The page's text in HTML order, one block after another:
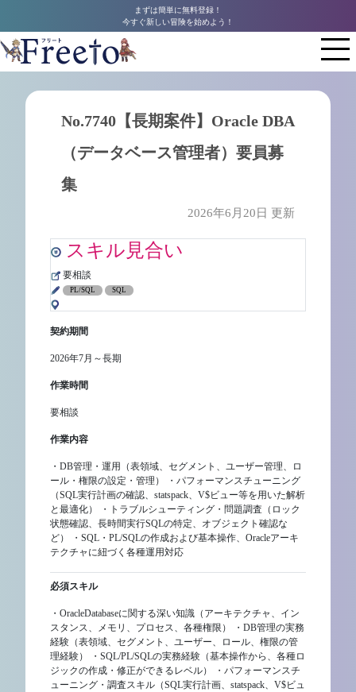
まずは簡単に無料登録！
今すぐ新しい冒険を始めよう！
No.7740【長期案件】Oracle DBA
（データベース管理者）要員募
集
2026年6月20日 更新
スキル見合い
要相談
PL/SQL SQL
契約期間
2026年7月～長期
作業時間
要相談
作業内容
・DB管理・運用（表領域、セグメント、ユーザー管理、ロ
ール・権限の設定・管理） ・パフォーマンスチューニング
（SQL実行計画の確認、statspack、V$ビュー等を用いた解析
と最適化） ・トラブルシューティング・問題調査（ロック
状態確認、長時間実行SQLの特定、オブジェクト確認な
ど） ・SQL・PL/SQLの作成および基本操作、Oracleアーキ
テクチャに紐づく各種運用対応
必須スキル
・OracleDatabaseに関する深い知識（アーキテクチャ、イン
スタンス、メモリ、プロセス、各種権限） ・DB管理の実務
経験（表領域、セグメント、ユーザー、ロール、権限の管
理経験） ・SQL/PL/SQLの実務経験（基本操作から、各種ロ
ジックの作成・修正ができるレベル） ・パフォーマンスチ
ューニング・調査スキル（SQL実行計画、statspack、V$ビュ